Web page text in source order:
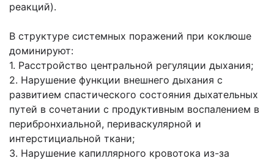
реакций).
В структуре системных поражений при коклюше
доминируют:
1. Расстройство центральной регуляции дыхания;
2. Нарушение функции внешнего дыхания с
развитием спастического состояния дыхательных
путей в сочетании с продуктивным воспалением в
перибронхиальной, периваскулярной и
интерстициальной ткани;
3. Нарушение капиллярного кровотока из-за